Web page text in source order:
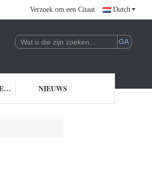
Verzoek om een Citaat Dutch
EN TOEPASSING VAN AI-
VERZOEK OM EEN CITAAT NIEUWS